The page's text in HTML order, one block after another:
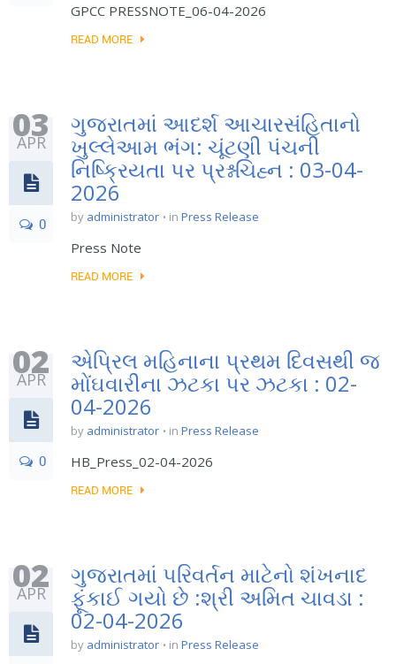
GPCC PRESSNOTE_06-04-2026
READ MORE
03
APR
0
ગુજરાતમાં આદર્શ આચારસંહિતાનો
ખુલ્લેઆમ ભંગ: ચૂંટણી પંચની
નિષ્ક્રિયતા પર પ્રશ્નચિહ્ન : 03-04-
2026
by administrator in Press Release
Press Note
READ MORE
02
APR
0
એપ્રિલ મહિનાના પ્રથમ દિવસથી જ
મોંઘવારીના ઝટકા પર ઝટકા : 02-
04-2026
by administrator in Press Release
HB_Press_02-04-2026
READ MORE
02
APR
ગુજરાતમાં પરિવર્તન માટેનો શંખનાદ
ફૂંકાઈ ગયો છે :શ્રી અમિત ચાવડા :
02-04-2026
by administrator in Press Release